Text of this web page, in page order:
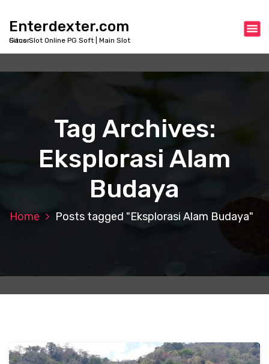
o
Enterdexter.com
Situs Slot Online PG Soft | Main Slot Gacor
Tag Archives:
Eksplorasi Alam
Budaya
Home Posts tagged "Eksplorasi Alam Budaya"